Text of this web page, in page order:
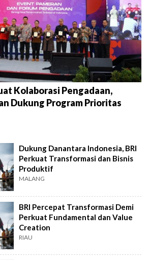
Kolaborasi Pengadaan,
Dukung Program Prioritas
Dukung Danantara Indonesia, BRI
Perkuat Transformasi dan Bisnis
Produktif
MALANG
BRI Percepat Transformasi Demi
Perkuat Fundamental dan Value
Creation
RIAU